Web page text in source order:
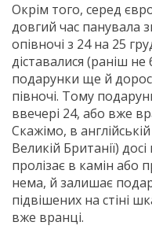
Окрім того, серед
довгий час панувала
опівночі з 24 на 25
діставалися (раніш
подарунки ще й
півночі. Тому
ввечері 24, або вже
Скажімо, в
Великій Британії)
пролізає в камін або
нема, й залишає
підвішених на стіні
вже вранці.